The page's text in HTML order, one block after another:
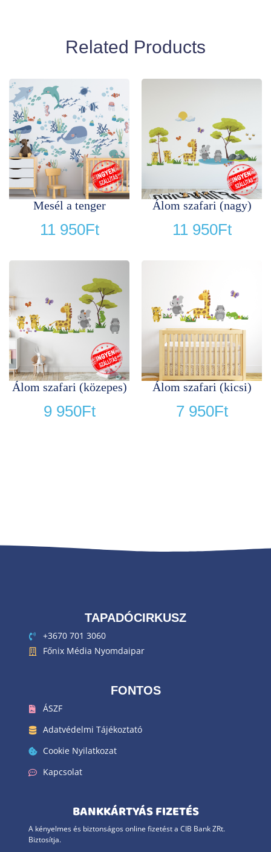
Related Products
Mesél a tenger
11 950Ft
Álom szafari (nagy)
11 950Ft
Álom szafari (közepes)
9 950Ft
Álom szafari (kicsi)
7 950Ft
TAPADÓCIRKUSZ
+3670 701 3060
Főnix Média Nyomdaipar
FONTOS
ÁSZF
Adatvédelmi Tájékoztató
Cookie Nyilatkozat
Kapcsolat
BANKKÁRTYÁS FIZETÉS
A kényelmes és biztonságos online fizetést a CIB Bank ZRt.
Biztosítja.